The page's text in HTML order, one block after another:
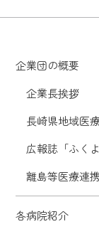
企業団の概要
企業長挨拶
長崎県地域医
広報誌「ふくよ
離島等医療連
各病院紹介